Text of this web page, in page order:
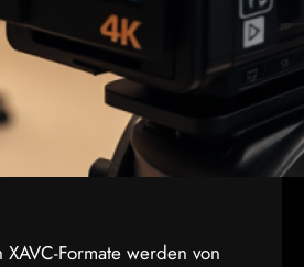
Formate werden von